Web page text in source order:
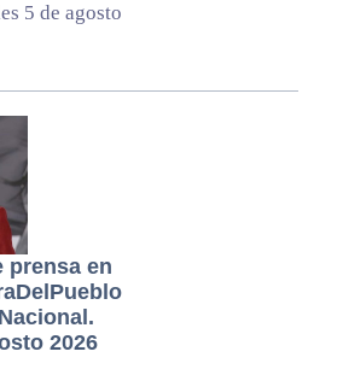
5 de agosto
prensa en
2026